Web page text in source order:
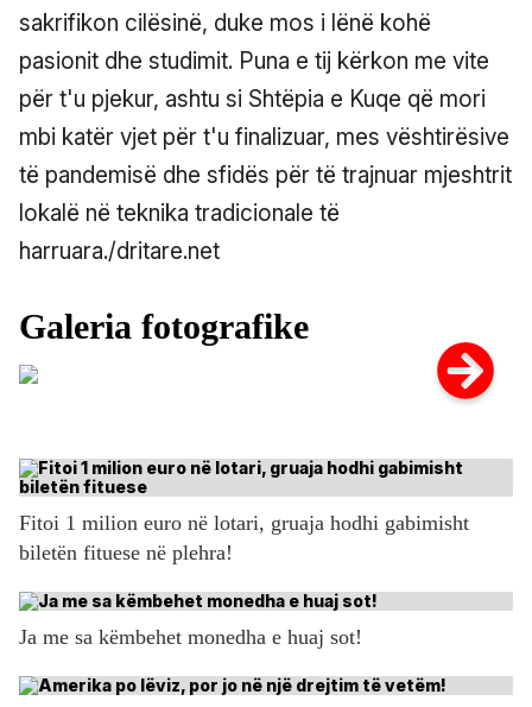
sakrifikon cilësinë, duke mos i lënë kohë
pasionit dhe studimit. Puna e tij kërkon me vite
për t'u pjekur, ashtu si Shtëpia e Kuqe që mori
mbi katër vjet për t'u finalizuar, mes vështirësive
të pandemisë dhe sfidës për të trajnuar mjeshtrit
lokalë në teknika tradicionale të
harruara./dritare.net
Fitoi 1 milion euro në lotari, gruaja hodhi gabimisht
biletën fituese në plehra!
Ja me sa këmbehet monedha e huaj sot!